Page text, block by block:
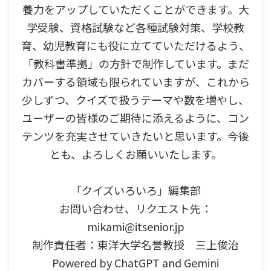
養力をアップしていただくことができます。大
学受験、資格試験など各種試験対策、学校教
育、幼児教育にも役に立てていただけるよう、
「教科書準拠」の方針で制作しています。まだ
カバーする領域も限られていますが、これから
少しずつ、クイズで扱うテーマや数を増やし、
ユーザーの皆様のご期待に添えるように、コン
テンツを充実させていきたいと思います。今後
とも、よろしくお願いいたします。
「クイズいろいろ」編集部
お問い合わせ、リクエスト先：
mikami@itsenior.jp
制作責任者：東洋大学名誉教授 三上俊治
Powered by ChatGPT and Gemini